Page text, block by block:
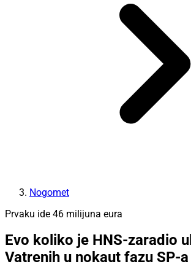
Nogomet
Prvaku ide 46 milijuna eura
Evo koliko je HNS-zaradio
Vatrenih u nokaut fazu SP-a